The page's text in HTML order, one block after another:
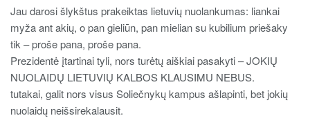
Jau darosi šlykštus prakeiktas lietuvių nuolankumas: liankai
myža ant akių, o pan gieliūn, pan mielian su kubilium priešaky
tik – proše pana, proše pana.
Prezidentė įtartinai tyli, nors turėtų aiškiai pasakyti – JOKIŲ
NUOLAIDŲ LIETUVIŲ KALBOS KLAUSIMU NEBUS.
tutakai, galit nors visus Soliečnykų kampus ašlapinti, bet jokių
nuolaidų neišsirekalausit.